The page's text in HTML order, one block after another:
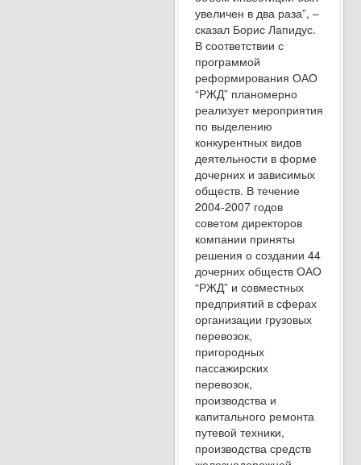
увеличен в два раза”, –
сказал Борис Лапидус.
В соответствии с
программой
реформирования ОАО
“РЖД” планомерно
реализует мероприятия
по выделению
конкурентных видов
деятельности в форме
дочерних и зависимых
обществ. В течение
2004-2007 годов
советом директоров
компании приняты
решения о создании 44
дочерних обществ ОАО
“РЖД” и совместных
предприятий в сферах
организации грузовых
перевозок,
пригородных
пассажирских
перевозок,
производства и
капитального ремонта
путевой техники,
производства средств